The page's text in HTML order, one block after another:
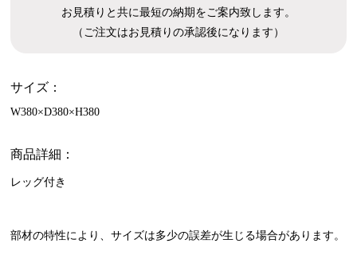
お見積りと共に最短の納期をご案内致します。
（ご注文はお見積りの承認後になります）
サイズ：
W380×D380×H380
商品詳細：
レッグ付き
部材の特性により、サイズは多少の誤差が生じる場合があります。